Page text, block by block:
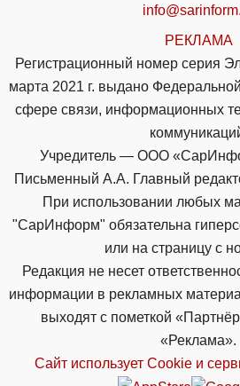
РЕКЛАМА
Регистрационный номер серия
марта 2021 г. выдано
сфере связи, информационных
Учредитель — ООО
Письменный А.А. Главный
При использовании любых
"СарИнформ" обязательна
или на страницу с
Редакция не несет
информации в рекламных
выходят с пометкой
«Реклама».
Сайт использует Cookie и